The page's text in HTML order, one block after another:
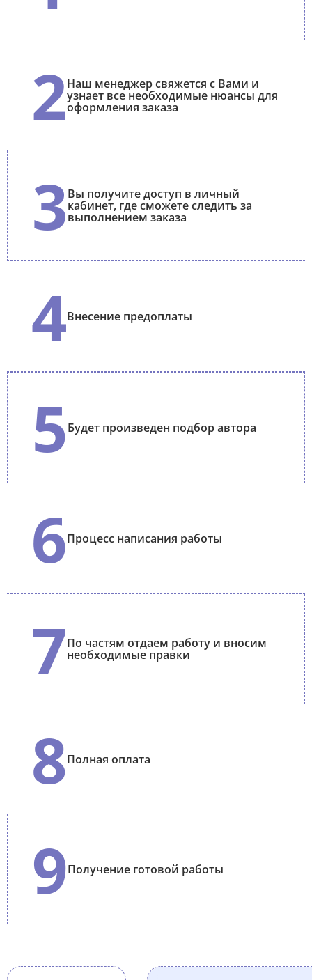
2Наш менеджер свяжется с Вами и
узнает все необходимые нюансы для
оформления заказа
3Вы получите доступ в личный
кабинет, где сможете следить за
выполнением заказа
4Внесение предоплаты
5Будет произведен подбор автора
6Процесс написания работы
7По частям отдаем работу и вносим
необходимые правки
8Полная оплата
9Получение готовой работы